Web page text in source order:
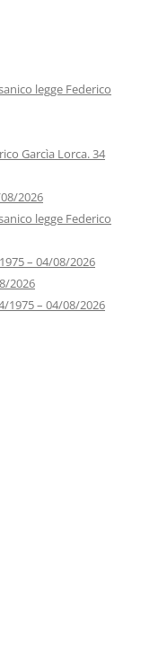
legge Federico
Garcìa Lorca. 34
2026
legge Federico
– 04/08/2026
2026
1975 – 04/08/2026